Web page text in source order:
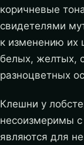
коричневые
свидетелями
к изменению их
белых, желтых,
разноцветных
Клешни у
несоизмеримы
являются для